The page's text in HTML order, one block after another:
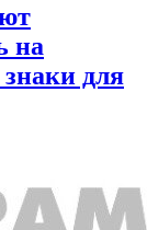
на
для